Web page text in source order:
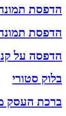
הדפסת
הדפסת
הדפסה על
בלוק סטורי
ברכת העסק